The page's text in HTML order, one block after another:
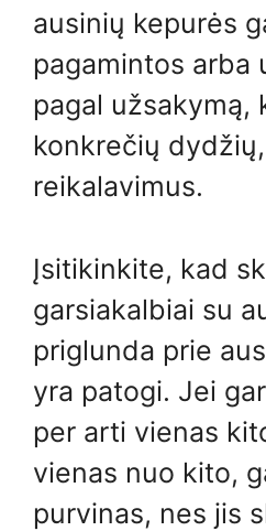
ausinių kepurės
pagamintos arba
pagal užsakymą,
konkrečių
reikalavimus.
Įsitikinkite, kad
garsiakalbiai su
priglunda prie
yra patogi. Jei
per arti vienas
vienas nuo kito,
purvinas, nes jis